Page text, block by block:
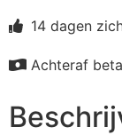
14 dagen
Achteraf